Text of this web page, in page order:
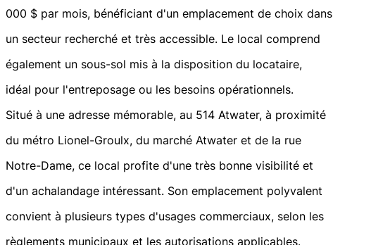
000 $ par mois, bénéficiant d'un emplacement de choix dans
un secteur recherché et très accessible. Le local comprend
également un sous-sol mis à la disposition du locataire,
idéal pour l'entreposage ou les besoins opérationnels.
Situé à une adresse mémorable, au 514 Atwater, à proximité
du métro Lionel-Groulx, du marché Atwater et de la rue
Notre-Dame, ce local profite d'une très bonne visibilité et
d'un achalandage intéressant. Son emplacement polyvalent
convient à plusieurs types d'usages commerciaux, selon les
règlements municipaux et les autorisations applicables.